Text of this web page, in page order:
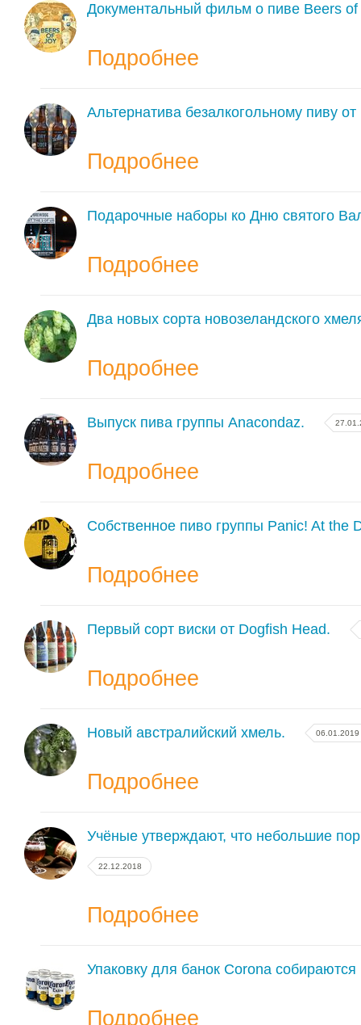
Документальный фильм о пиве Beers of
Подробнее
Альтернатива безалкогольному пиву
Подробнее
Подарочные наборы ко Дню святого
Подробнее
Два новых сорта новозеландского
Подробнее
Выпуск пива группы Anacondaz.
Подробнее
Собственное пиво группы Panic! At the
Подробнее
Первый сорт виски от Dogfish Head.
Подробнее
Новый австралийский хмель. 06.01.2019
Подробнее
Учёные утверждают, что небольшие
22.12.2018
Подробнее
Упаковку для банок Corona
Подробнее